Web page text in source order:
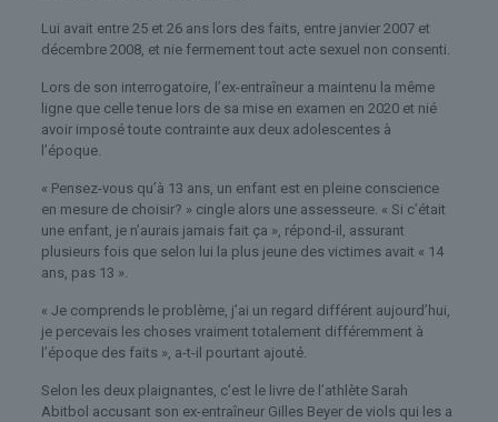
Lui avait entre 25 et 26 ans lors des faits, entre janvier 2007 et
décembre 2008, et nie fermement tout acte sexuel non consenti.
Lors de son interrogatoire, l’ex-entraîneur a maintenu la même
ligne que celle tenue lors de sa mise en examen en 2020 et nié
avoir imposé toute contrainte aux deux adolescentes à
l’époque.
« Pensez-vous qu’à 13 ans, un enfant est en pleine conscience
en mesure de choisir? » cingle alors une assesseure. « Si c’était
une enfant, je n’aurais jamais fait ça », répond-il, assurant
plusieurs fois que selon lui la plus jeune des victimes avait « 14
ans, pas 13 ».
« Je comprends le problème, j’ai un regard différent aujourd’hui,
je percevais les choses vraiment totalement différemment à
l’époque des faits », a-t-il pourtant ajouté.
Selon les deux plaignantes, c’est le livre de l’athlète Sarah
Abitbol accusant son ex-entraîneur Gilles Beyer de viols qui les a